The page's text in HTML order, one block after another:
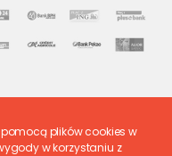
plików cookies w
w korzystaniu z